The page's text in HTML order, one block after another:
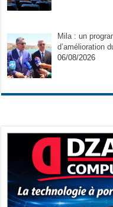
Mila : un
d’amélioration
06/08/2026